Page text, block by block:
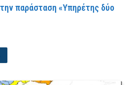
παράσταση «Υπηρέτης δύο